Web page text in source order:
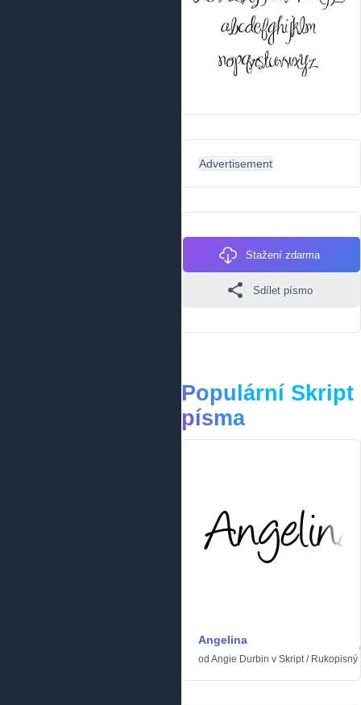
Advertisement
Stažení zdarma
Sdílet písmo
Populární Skript
písma
Angelina
od Angie Durbin v Skript/ Rukopisný